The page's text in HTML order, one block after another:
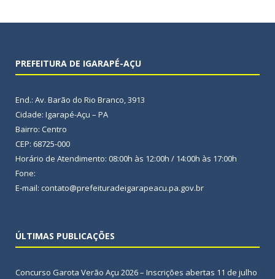
PREFEITURA DE IGARAPÉ-AÇU
End.: Av. Barão do Rio Branco, 3913
Cidade: Igarapé-Açu – PA
Bairro: Centro
CEP: 68725-000
Horário de Atendimento: 08:00h às 12:00h / 14:00h às 17:00h
Fone:
E-mail: contato@prefeituradeigarapeacu.pa.gov.br
ÚLTIMAS PUBLICAÇÕES
Concurso Garota Verão Açu 2026 – Inscrições abertas 11 de julho